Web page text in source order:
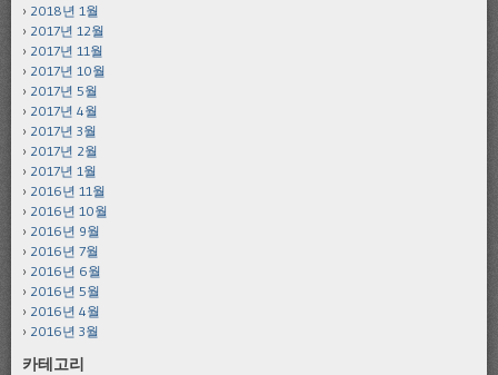
2018년 1월
2017년 12월
2017년 11월
2017년 10월
2017년 5월
2017년 4월
2017년 3월
2017년 2월
2017년 1월
2016년 11월
2016년 10월
2016년 9월
2016년 7월
2016년 6월
2016년 5월
2016년 4월
2016년 3월
카테고리